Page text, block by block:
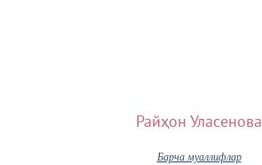
Райҳон Уласенова
Барча муаллифлар